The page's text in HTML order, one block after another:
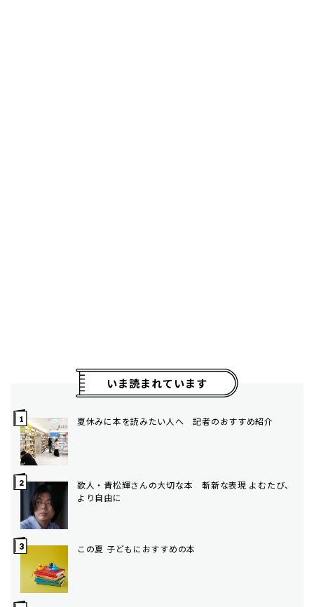
いま読まれています
夏休みに本を読みたい人へ 記者のおすすめ紹介
歌人・青松輝さんの大切な本 斬新な表現 よむたび、
より自由に
この夏 子どもにおすすめの本